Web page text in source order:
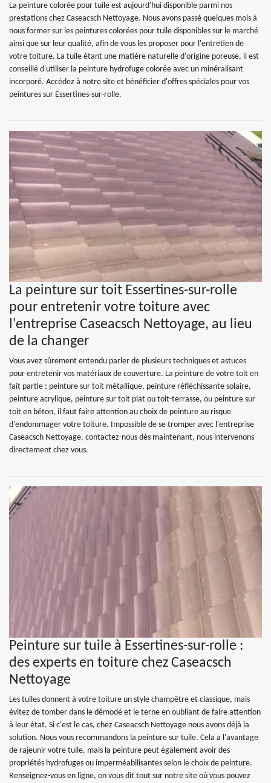
La peinture colorée pour tuile est aujourd'hui disponible parmi nos
prestations chez Caseacsch Nettoyage. Nous avons passé quelques mois à
nous former sur les peintures colorées pour tuile disponibles sur le marché
ainsi que sur leur qualité, afin de vous les proposer pour l'entretien de
votre toiture. La tuile étant une matière naturelle d'origine poreuse, il est
conseillé d'utiliser la peinture hydrofuge colorée avec un minéralisant
incorporé. Accédez à notre site et bénéficier d'offres spéciales pour vos
peintures sur Essertines-sur-rolle.
La peinture sur toit Essertines-sur-rolle
pour entretenir votre toiture avec
l'entreprise Caseacsch Nettoyage, au lieu
de la changer
Vous avez sûrement entendu parler de plusieurs techniques et astuces
pour entretenir vos matériaux de couverture. La peinture de votre toit en
fait partie : peinture sur toit métallique, peinture réfléchissante solaire,
peinture acrylique, peinture sur toit plat ou toit-terrasse, ou peinture sur
toit en béton, il faut faire attention au choix de peinture au risque
d'endommager votre toiture. Impossible de se tromper avec l'entreprise
Caseacsch Nettoyage, contactez-nous dès maintenant, nous intervenons
directement chez vous.
Peinture sur tuile à Essertines-sur-rolle :
des experts en toiture chez Caseacsch
Nettoyage
Les tuiles donnent à votre toiture un style champêtre et classique, mais
évitez de tomber dans le démodé et le terne en oubliant de faire attention
à leur état. Si c'est le cas, chez Caseacsch Nettoyage nous avons déjà la
solution. Nous vous recommandons la peinture sur tuile. Cela a l'avantage
de rajeunir votre tuile, mais la peinture peut également avoir des
propriétés hydrofuges ou imperméabilisantes selon le choix de peinture.
Renseignez-vous en ligne, on vous dit tout sur notre site où vous pouvez